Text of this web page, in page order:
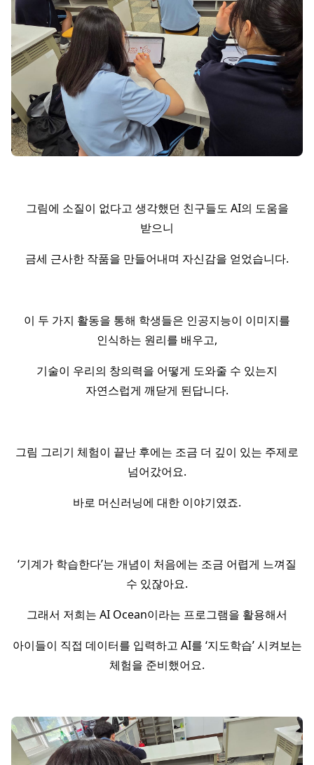
그림에 소질이 없다고 생각했던 친구들도 AI의 도움을
받으니
금세 근사한 작품을 만들어내며 자신감을 얻었습니다.
이 두 가지 활동을 통해 학생들은 인공지능이 이미지를
인식하는 원리를 배우고,
기술이 우리의 창의력을 어떻게 도와줄 수 있는지
자연스럽게 깨닫게 된답니다.
그림 그리기 체험이 끝난 후에는 조금 더 깊이 있는 주제로
넘어갔어요.
바로 머신러닝에 대한 이야기였죠.
‘기계가 학습한다’는 개념이 처음에는 조금 어렵게 느껴질
수 있잖아요.
그래서 저희는 AI Ocean이라는 프로그램을 활용해서
아이들이 직접 데이터를 입력하고 AI를 ‘지도학습’ 시켜보는
체험을 준비했어요.